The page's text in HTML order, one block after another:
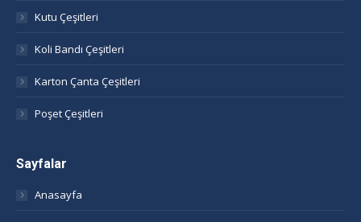
windowwindowwindow
Kutu Çeşitleri
Koli Bandı Çeşitleri
Karton Çanta Çeşitleri
Poşet Çeşitleri
Sayfalar
Anasayfa